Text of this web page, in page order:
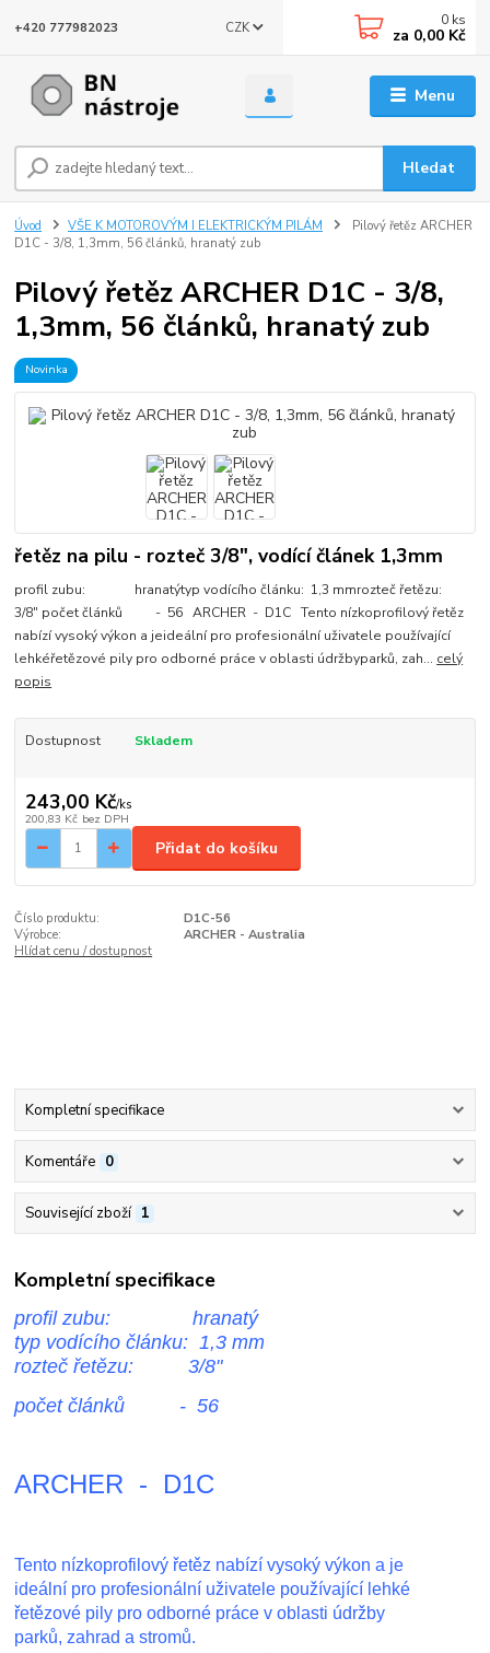
Menu
CZK
Hledat
+420 777982023 0 ks
za 0,00 Kč
Úvod VŠE K MOTOROVÝM I ELEKTRICKÝM PILÁM
Pilový řetěz ARCHER
D1C - 3/8, 1,3mm, 56 článků, hranatý zub
Pilový řetěz ARCHER D1C - 3/8,
1,3mm, 56 článků, hranatý zub
Novinka
řetěz na pilu - rozteč 3/8", vodící článek 1,3mm
profil zubu: hranatýtyp vodícího článku: 1,3 mmrozteč řetězu:
3/8" počet článků - 56 ARCHER - D1C Tento nízkoprofilový řetěz
nabízí vysoký výkon a jeideální pro profesionální uživatele používající
lehkéřetězové pily pro odborné práce v oblasti údržbyparků, zah... celý
popis
Dostupnost Skladem
243,00 Kč/ks
200,83 Kč bez DPH
Přidat do košíku
Číslo produktu:
D1C-56
Výrobce:
ARCHER - Australia
Hlídat cenu / dostupnost
Kompletní specifikace
Komentáře 0
Související zboží 1
Kompletní specifikace
profil zubu: hranatý
typ vodícího článku: 1,3 mm
rozteč řetězu: 3/8"
počet článků - 56
ARCHER - D1C
Tento nízkoprofilový řetěz nabízí vysoký výkon a je
ideální pro profesionální uživatele používající lehké
řetězové pily pro odborné práce v oblasti údržby
parků, zahrad a stromů.